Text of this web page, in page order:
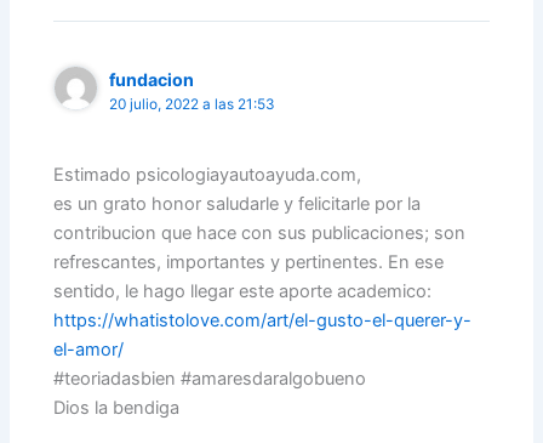
fundacion
20 julio, 2022 a las 21:53
Estimado psicologiayautoayuda.com,
es un grato honor saludarle y felicitarle por la
contribucion que hace con sus publicaciones; son
refrescantes, importantes y pertinentes. En ese
sentido, le hago llegar este aporte academico:
https://whatistolove.com/art/el-gusto-el-querer-y-
el-amor/
#teoriadasbien #amaresdaralgobueno
Dios la bendiga